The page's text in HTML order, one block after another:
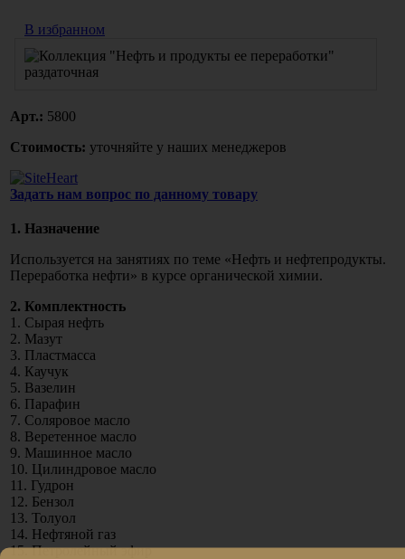
В избранном
Арт.: 5800
Стоимость: уточняйте у наших менеджеров
Задать нам вопрос по данному товару
1. Назначение
Используется на занятиях по теме «Нефть и нефтепродукты.
Переработка нефти» в курсе органической химии.
2. Комплектность
1. Сырая нефть
2. Мазут
3. Пластмасса
4. Каучук
5. Вазелин
6. Парафин
7. Соляровое масло
8. Веретенное масло
9. Машинное масло
10. Цилиндровое масло
11. Гудрон
12. Бензол
13. Толуол
14. Нефтяной газ
15. Петролейный эфир